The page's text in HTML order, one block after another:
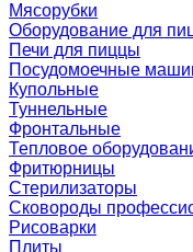
Мясорубки
Оборудование для
Печи для пиццы
Посудомоечные
Купольные
Туннельные
Фронтальные
Тепловое
Фритюрницы
Стерилизаторы
Сковороды
Рисоварки
Плиты